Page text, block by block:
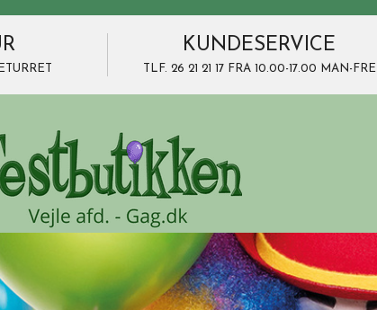
KUNDESERVICE
TLF. 26 21 21 17 FRA 10.00-17.00 MAN-FRE